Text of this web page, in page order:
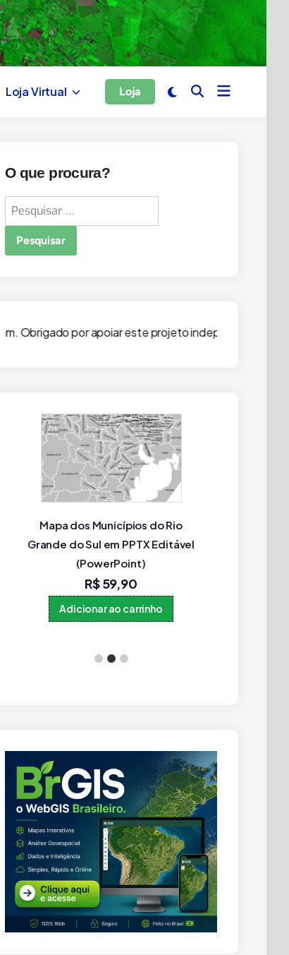
Loja Virtual Loja Switch
to Open Open
O que procura?
Pesquisar
por:
este projeto independente!
Mapa dos Municípios do Rio
Grande do Sul em PPTX Editável
(PowerPoint)
R$59,90
Adicionar ao carrinho